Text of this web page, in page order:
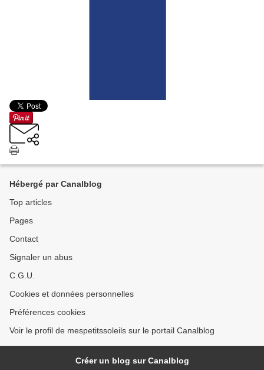
Hébergé par Canalblog
Top articles
Pages
Contact
Signaler un abus
C.G.U.
Cookies et données personnelles
Préférences cookies
Voir le profil de mespetitssoleils sur le portail Canalblog
Créer un blog sur Canalblog